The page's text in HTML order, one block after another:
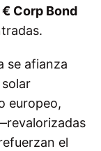
Corp Bond
se afianza
europeo,
el